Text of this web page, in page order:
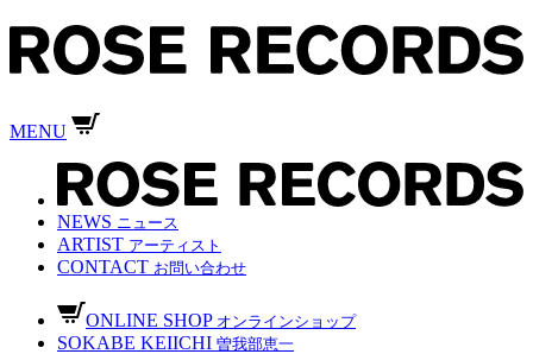
MENU
NEWS ニュース
ARTIST アーティスト
CONTACT お問い合わせ
ONLINE SHOP オンラインショップ
SOKABE KEIICHI 曽我部恵一